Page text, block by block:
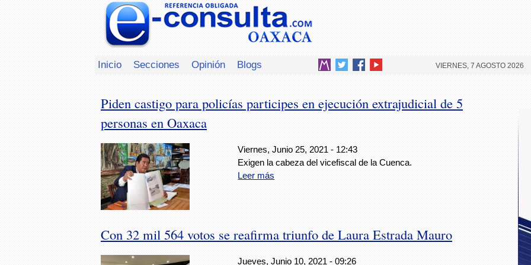
Inicio Secciones Opinión Blogs VIERNES, 7 AGOSTO 2026
Piden castigo para policías participes en ejecución extrajudicial de 5
personas en Oaxaca
Viernes, Junio 25, 2021 - 12:43
Exigen la cabeza del vicefiscal de la Cuenca.
Leer más
Con 32 mil 564 votos se reafirma triunfo de Laura Estrada Mauro
Jueves, Junio 10, 2021 - 09:26